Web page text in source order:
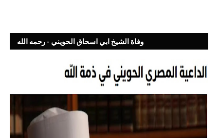
وفاة الشيخ ابي اسحاق الحويني - رحمه الله